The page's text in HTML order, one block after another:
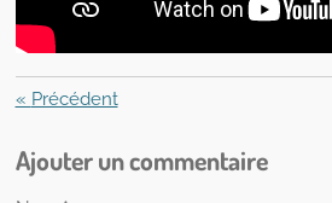
« Précédent
Ajouter un commentaire